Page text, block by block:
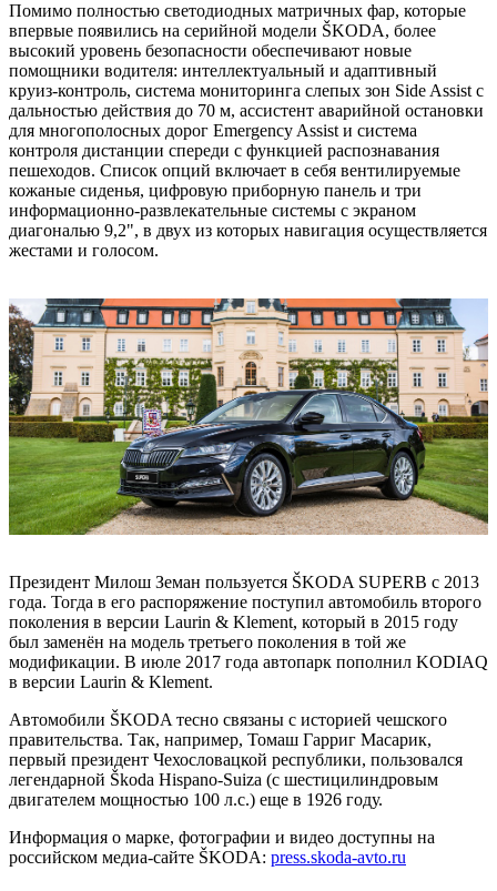
Помимо полностью светодиодных матричных фар, которые
впервые появились на серийной модели ŠKODA, более
высокий уровень безопасности обеспечивают новые
помощники водителя: интеллектуальный и адаптивный
круиз-контроль, система мониторинга слепых зон Side Assist с
дальностью действия до 70 м, ассистент аварийной остановки
для многополосных дорог Emergency Assist и система
контроля дистанции спереди с функцией распознавания
пешеходов. Список опций включает в себя вентилируемые
кожаные сиденья, цифровую приборную панель и три
информационно-развлекательные системы с экраном
диагональю 9,2", в двух из которых навигация осуществляется
жестами и голосом.
Президент Милош Земан пользуется ŠKODA SUPERB с 2013
года. Тогда в его распоряжение поступил автомобиль второго
поколения в версии Laurin & Klement, который в 2015 году
был заменён на модель третьего поколения в той же
модификации. В июле 2017 года автопарк пополнил KODIAQ
в версии Laurin & Klement.
Автомобили ŠKODA тесно связаны с историей чешского
правительства. Так, например, Томаш Гарриг Масарик,
первый президент Чехословацкой республики, пользовался
легендарной Škoda Hispano-Suiza (с шестицилиндровым
двигателем мощностью 100 л.с.) еще в 1926 году.
Информация о марке, фотографии и видео доступны на
российском медиа-сайте ŠKODA: press.skoda-avto.ru